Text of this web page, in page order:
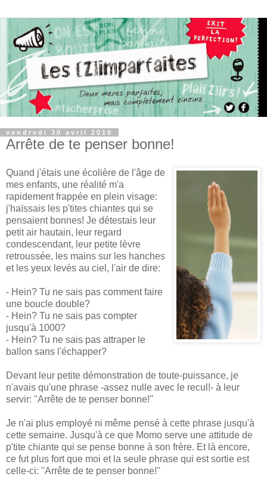
vendredi 30 avril 2010
Arrête de te penser bonne!
Quand j'étais une écolière de l'âge de
mes enfants, une réalité m'a
rapidement frappée en plein visage:
j'haïssais les p'tites chiantes qui se
pensaient bonnes! Je détestais leur
petit air hautain, leur regard
condescendant, leur petite lèvre
retroussée, les mains sur les hanches
et les yeux levés au ciel, l'air de dire:
- Hein? Tu ne sais pas comment faire
une boucle double?
- Hein? Tu ne sais pas compter
jusqu'à 1000?
- Hein? Tu ne sais pas attraper le
ballon sans l'échapper?
Devant leur petite démonstration de toute-puissance, je
n'avais qu'une phrase -assez nulle avec le recul!- à leur
servir: ''Arrête de te penser bonne!''
Je n'ai plus employé ni même pensé à cette phrase jusqu'à
cette semaine. Jusqu'à ce que Momo serve une attitude de
p'tite chiante qui se pense bonne à son frère. Et là encore,
ce fut plus fort que moi et la seule phrase qui est sortie est
celle-ci: ''Arrête de te penser bonne!''